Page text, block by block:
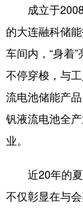
成立于2008
的大连融科储
车间内，“身着
不停穿梭，与
流电池储能产
钒液流电池全
业。
近20年的夏
不仅彰显在与